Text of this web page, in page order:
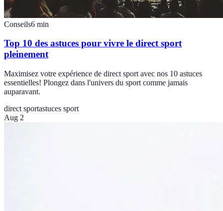
Conseils6 min
Top 10 des astuces pour vivre le direct sport
pleinement
Maximisez votre expérience de direct sport avec nos 10 astuces
essentielles! Plongez dans l'univers du sport comme jamais
auparavant.
direct sportastuces sport
Aug 2